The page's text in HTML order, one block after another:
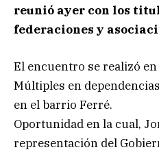
reunió ayer con los
federaciones y
El encuentro se realizó en
Múltiples en
en el barrio Ferré.
Oportunidad en la cual,
representación del